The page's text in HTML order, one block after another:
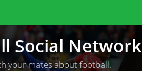
Social Network
your mates about football.